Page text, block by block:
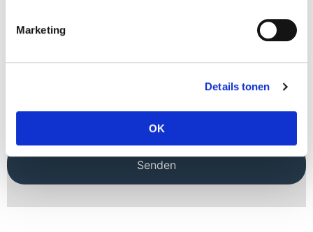
Marketing
Details tonen
OK
Ihre Frage